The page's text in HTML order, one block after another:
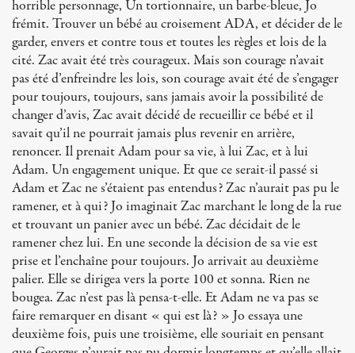
horrible personnage, Un tortionnaire, un barbe-bleue, Jo
frémit. Trouver un bébé au croisement ADA, et décider de le
garder, envers et contre tous et toutes les règles et lois de la
cité. Zac avait été très courageux. Mais son courage n’avait
pas été d’enfreindre les lois, son courage avait été de s’engager
pour toujours, toujours, sans jamais avoir la possibilité de
changer d’avis, Zac avait décidé de recueillir ce bébé et il
savait qu’il ne pourrait jamais plus revenir en arrière,
renoncer. Il prenait Adam pour sa vie, à lui Zac, et à lui
Adam. Un engagement unique. Et que ce serait-il passé si
Adam et Zac ne s’étaient pas entendus? Zac n’aurait pas pu le
ramener, et à qui? Jo imaginait Zac marchant le long de la rue
et trouvant un panier avec un bébé. Zac décidait de le
ramener chez lui. En une seconde la décision de sa vie est
prise et l’enchaîne pour toujours. Jo arrivait au deuxième
palier. Elle se dirigea vers la porte 100 et sonna. Rien ne
bougea. Zac n’est pas là pensa-t-elle. Et Adam ne va pas se
faire remarquer en disant « qui est là? » Jo essaya une
deuxième fois, puis une troisième, elle souriait en pensant